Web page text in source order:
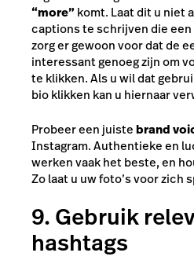
“more”komt. Laat dit u niet
captions te schrijven die
zorg er gewoon voor dat de
interessant genoeg zijn om
te klikken. Als u wil dat
bio klikken kan u hiernaar
Probeer een juistebrand
Instagram. Authentieke en
werken vaak het beste, en
Zo laat u uw foto’s voor zich
9. Gebruik
hashtags